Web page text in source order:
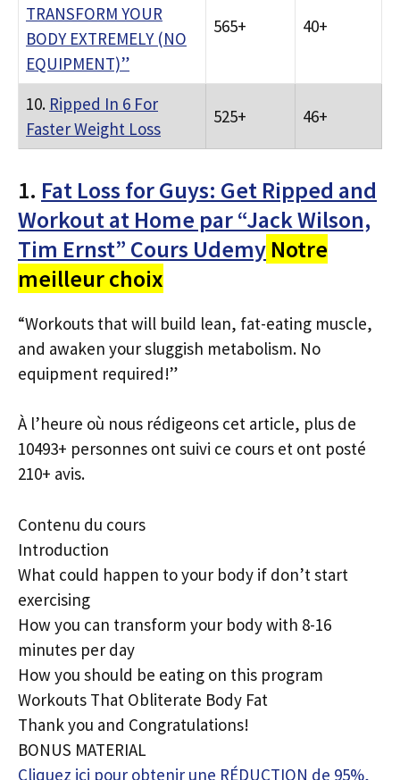
TRANSFORM YOUR
BODY EXTREMELY (NO
EQUIPMENT)”
565+ 40+
10. Ripped In 6 For
Faster Weight Loss
525+ 46+
1. Fat Loss for Guys: Get Ripped and
Workout at Home par “Jack Wilson,
Tim Ernst” Cours Udemy Notre
meilleur choix
“Workouts that will build lean, fat-eating muscle,
and awaken your sluggish metabolism. No
equipment required!”
À l’heure où nous rédigeons cet article, plus de
10493+ personnes ont suivi ce cours et ont posté
210+ avis.
Contenu du cours
Introduction
What could happen to your body if don’t start
exercising
How you can transform your body with 8-16
minutes per day
How you should be eating on this program
Workouts That Obliterate Body Fat
Thank you and Congratulations!
BONUS MATERIAL
Cliquez ici pour obtenir une RÉDUCTION de 95%,